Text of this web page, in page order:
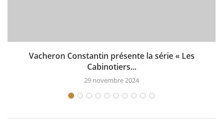
Vacheron Constantin présente la série « Les
Cabinotiers...
29 novembre 2024